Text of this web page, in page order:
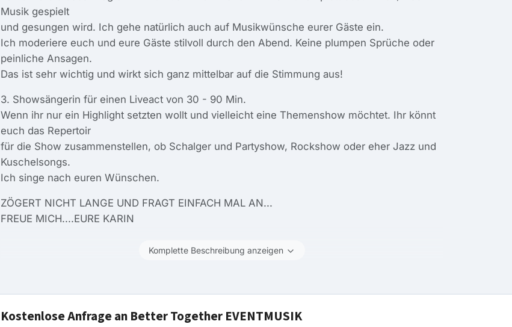
Musik gespielt
und gesungen wird. Ich gehe natürlich auch auf Musikwünsche eurer Gäste ein.
Ich moderiere euch und eure Gäste stilvoll durch den Abend. Keine plumpen Sprüche oder
peinliche Ansagen.
Das ist sehr wichtig und wirkt sich ganz mittelbar auf die Stimmung aus!
3. Showsängerin für einen Liveact von 30 - 90 Min.
Wenn ihr nur ein Highlight setzten wollt und vielleicht eine Themenshow möchtet. Ihr könnt
euch das Repertoir
für die Show zusammenstellen, ob Schalger und Partyshow, Rockshow oder eher Jazz und
Kuschelsongs.
Ich singe nach euren Wünschen.
ZÖGERT NICHT LANGE UND FRAGT EINFACH MAL AN...
FREUE MICH....EURE KARIN
Komplette Beschreibung anzeigen
Kostenlose Anfrage an Better Together EVENTMUSIK